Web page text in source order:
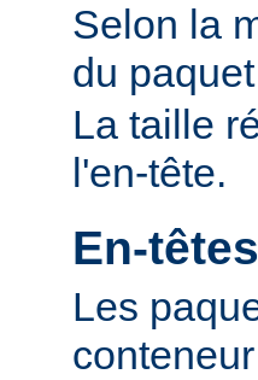
Selon la
du
La taille
l'en-tête.
En-
Les